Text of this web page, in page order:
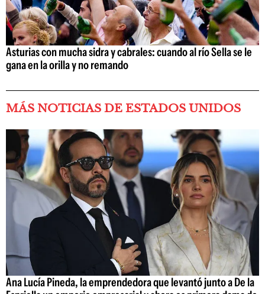
Asturias con mucha sidra y cabrales: cuando al río Sella se le
gana en la orilla y no remando
MÁS NOTICIAS DE ESTADOS UNIDOS
Ana Lucía Pineda, la emprendedora que levantó junto a De la